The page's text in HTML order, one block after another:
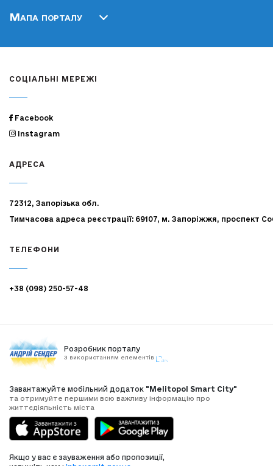
Мапа порталу
СОЦІАЛЬНІ МЕРЕЖІ
Facebook
Instagram
АДРЕСА
72312, Запорізька обл.
Тимчасова адреса реєстрації: 69107, м. Запоріжжя, проспект
ТЕЛЕФОНИ
+38 (098) 250-57-48
Розробник порталу
З використанням елементів
Завантажуйте мобільний додаток "Melitopol Smart City"
та отримуйте першими всю важливу інформацію про
життєдіяльність міста
Якщо у вас є зауваження або пропозиції,